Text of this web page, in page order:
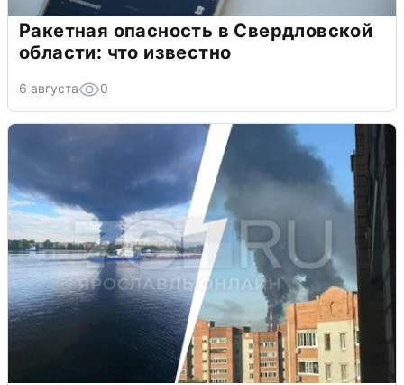
Ракетная опасность в Свердловской
области: что известно
6 августа 0